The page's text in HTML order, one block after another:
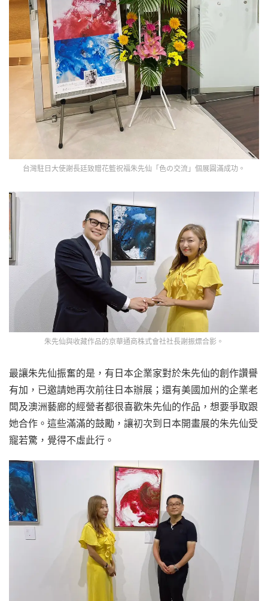
台灣駐日大使謝長廷致贈花籃祝福朱先仙「色の交流」個展圓滿成功。
朱先仙與收藏作品的京華通商株式會社社長謝振熛合影。
最讓朱先仙振奮的是，有日本企業家對於朱先仙的創作讚譽
有加，已邀請她再次前往日本辦展；還有美國加州的企業老
闆及澳洲藝廊的經營者都很喜歡朱先仙的作品，想要爭取跟
她合作。這些滿滿的鼓勵，讓初次到日本開畫展的朱先仙受
寵若驚，覺得不虛此行。